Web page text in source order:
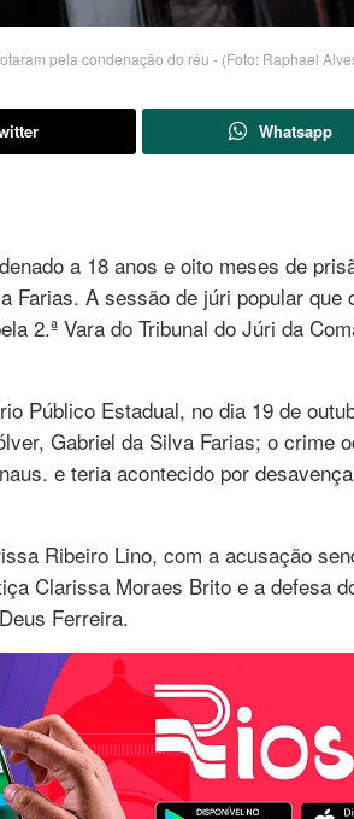
pela condenação do réu - (Foto: Raphael
Whatsapp
a 18 anos e oito meses de
Farias. A sessão de júri popular que
2.ª Vara do Tribunal do Júri da
Público Estadual, no dia 19 de
Gabriel da Silva Farias; o crime
e teria acontecido por
Ribeiro Lino, com a acusação
Clarissa Moraes Brito e a defesa
Ferreira.